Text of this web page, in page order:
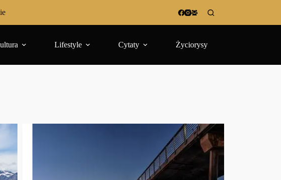
Lifestyle Cytaty Życiorysy